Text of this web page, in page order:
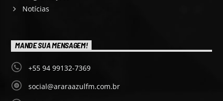
Notícias
MANDE SUA MENSAGEM!
+55 94 99132-7369
social@araraazulfm.com.br